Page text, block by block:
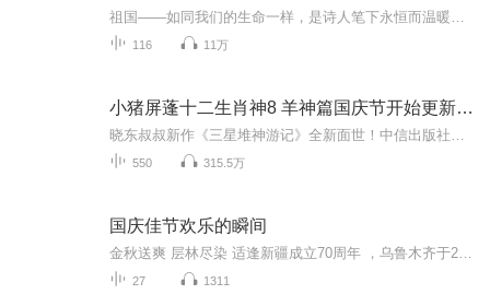
116 11万
小猪屏蓬十二生肖神8 羊神篇国庆节开始更新啦！
550 315.5万
国庆佳节欢乐的瞬间
27 1311